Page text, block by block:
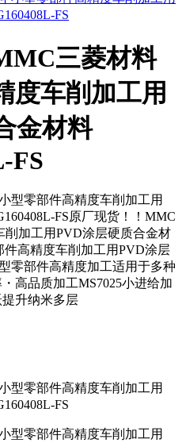
三菱材料
度车削加工用
金材料
FS
型零部件高精度车削加工用
FS原厂现货！！MMC
削加工用PVD涂层硬质合金材
件高精度车削加工用PVD涂层
零部件高精度加工适用于多种
高品质加工MS7025小进给加
升纳米多层
型零部件高精度车削加工用
FS
型零部件高精度车削加工用